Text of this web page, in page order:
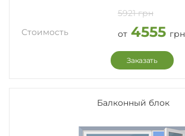
5921 грн
Стоимость
от 4555 грн
Заказать
Балконный блок